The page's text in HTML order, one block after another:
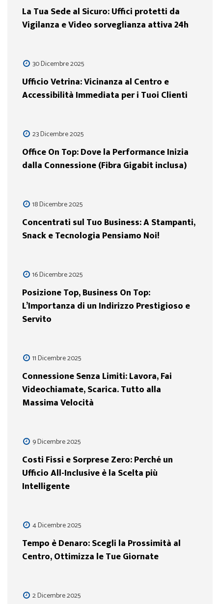
La Tua Sede al Sicuro: Uffici protetti da
Vigilanza e Video sorveglianza attiva 24h
30 Dicembre 2025
Ufficio Vetrina: Vicinanza al Centro e
Accessibilità Immediata per i Tuoi Clienti
23 Dicembre 2025
Office On Top: Dove la Performance Inizia
dalla Connessione (Fibra Gigabit inclusa)
18 Dicembre 2025
Concentrati sul Tuo Business: A Stampanti,
Snack e Tecnologia Pensiamo Noi!
16 Dicembre 2025
Posizione Top, Business On Top:
L’Importanza di un Indirizzo Prestigioso e
Servito
11 Dicembre 2025
Connessione Senza Limiti: Lavora, Fai
Videochiamate, Scarica. Tutto alla
Massima Velocità
9 Dicembre 2025
Costi Fissi e Sorprese Zero: Perché un
Ufficio All-Inclusive è la Scelta più
Intelligente
4 Dicembre 2025
Tempo è Denaro: Scegli la Prossimità al
Centro, Ottimizza le Tue Giornate
2 Dicembre 2025